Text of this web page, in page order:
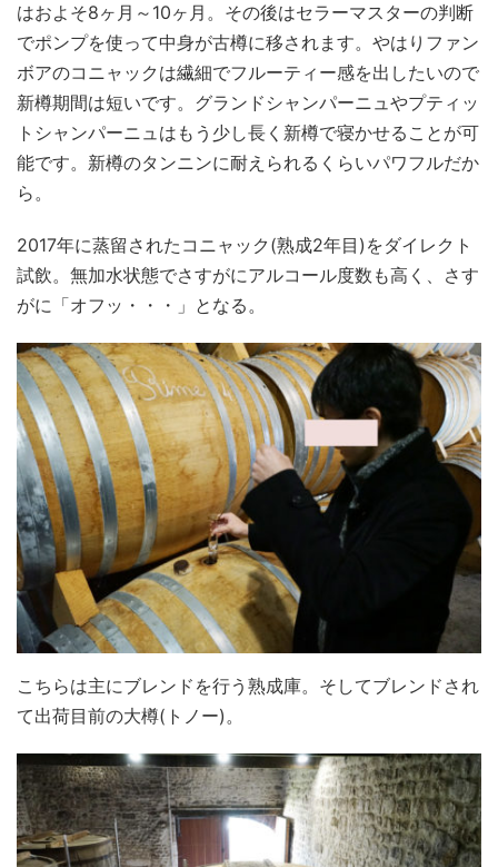
はおよそ8ヶ月～10ヶ月。その後はセラーマスターの判断
でポンプを使って中身が古樽に移されます。やはりファン
ボアのコニャックは繊細でフルーティー感を出したいので
新樽期間は短いです。グランドシャンパーニュやプティッ
トシャンパーニュはもう少し長く新樽で寝かせることが可
能です。新樽のタンニンに耐えられるくらいパワフルだか
ら。
2017年に蒸留されたコニャック(熟成2年目)をダイレクト
試飲。無加水状態でさすがにアルコール度数も高く、さす
がに「オフッ・・・」となる。
こちらは主にブレンドを行う熟成庫。そしてブレンドされ
て出荷目前の大樽(トノー)。